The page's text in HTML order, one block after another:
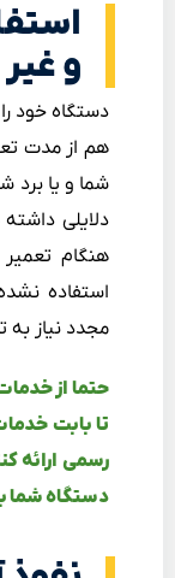
و
دستگاه خود
هم از مدت
شما و یا برد
دلایلی
هنگام
استفاده
مجدد نیاز
حتما از
تا بابت
رسمی ارائه
دستگاه شما